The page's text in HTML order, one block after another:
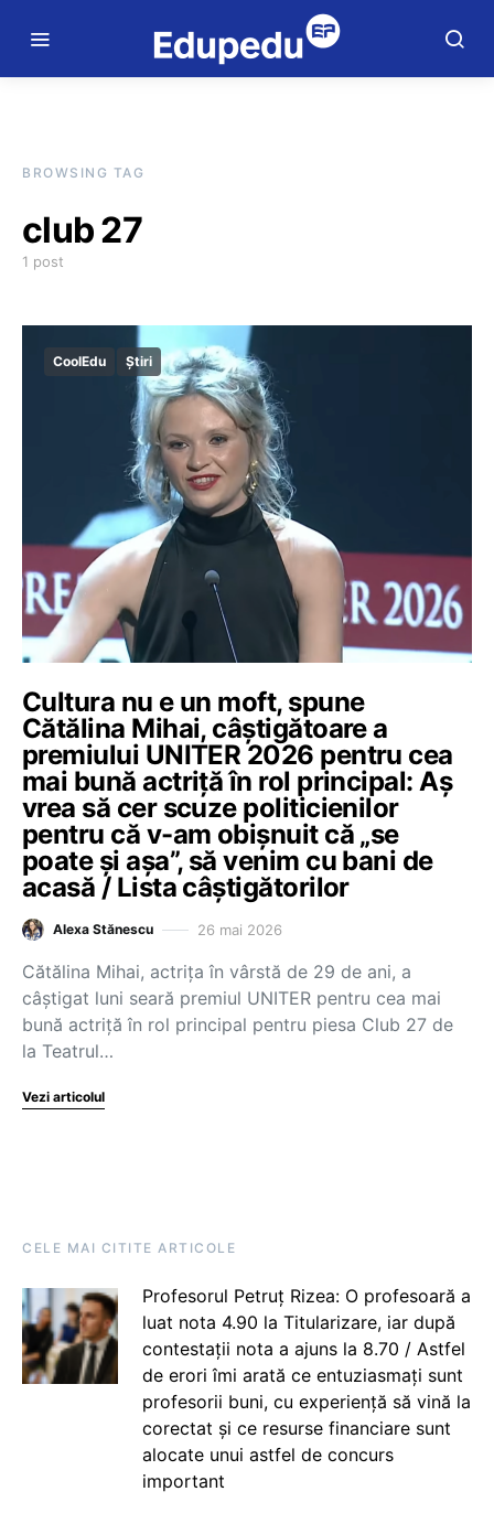
BROWSING TAG
club 27
1 post
CoolEdu Știri
Cultura nu e un moft, spune
Cătălina Mihai, câștigătoare a
premiului UNITER 2026 pentru cea
mai bună actriță în rol principal: Aș
vrea să cer scuze politicienilor
pentru că v-am obișnuit că „se
poate și așa”, să venim cu bani de
acasă / Lista câștigătorilor
Alexa Stănescu 26 mai 2026
Cătălina Mihai, actrița în vârstă de 29 de ani, a
câștigat luni seară premiul UNITER pentru cea mai
bună actriță în rol principal pentru piesa Club 27 de
la Teatrul…
Vezi articolul
CELE MAI CITITE ARTICOLE
Profesorul Petruț Rizea: O profesoară a
luat nota 4.90 la Titularizare, iar după
contestații nota a ajuns la 8.70 / Astfel
de erori îmi arată ce entuziasmați sunt
profesorii buni, cu experiență să vină la
corectat și ce resurse financiare sunt
alocate unui astfel de concurs
important